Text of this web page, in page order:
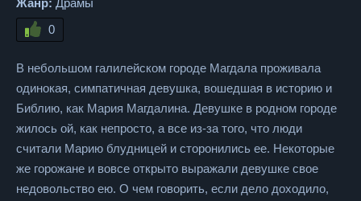
Жанр: Драмы
0
В небольшом галилейском городе Магдала проживала
одинокая, симпатичная девушка, вошедшая в историю и
Библию, как Мария Магдалина. Девушке в родном городе
жилось ой, как непросто, а все из-за того, что люди
считали Марию блудницей и сторонились ее. Некоторые
же горожане и вовсе открыто выражали девушке свое
недовольство ею. О чем говорить, если дело доходило,